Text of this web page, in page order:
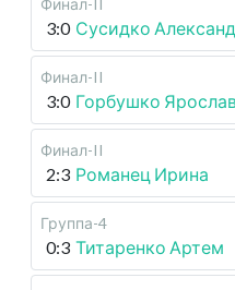
Финал-II
3:0 Сусидко
Финал-II
3:0 Горбушко
Финал-II
2:3 Романец Ирина
Группа-4
0:3 Титаренко Артем